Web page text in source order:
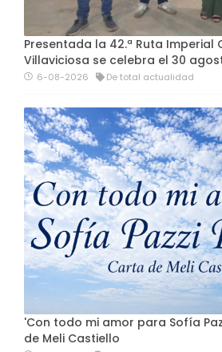
Presentada la 42.ª Ruta Imperial
Villaviciosa se celebra el 30
6-08-2026 De total actualidad
'Con todo mi amor para Sofía
de Meli Castiello